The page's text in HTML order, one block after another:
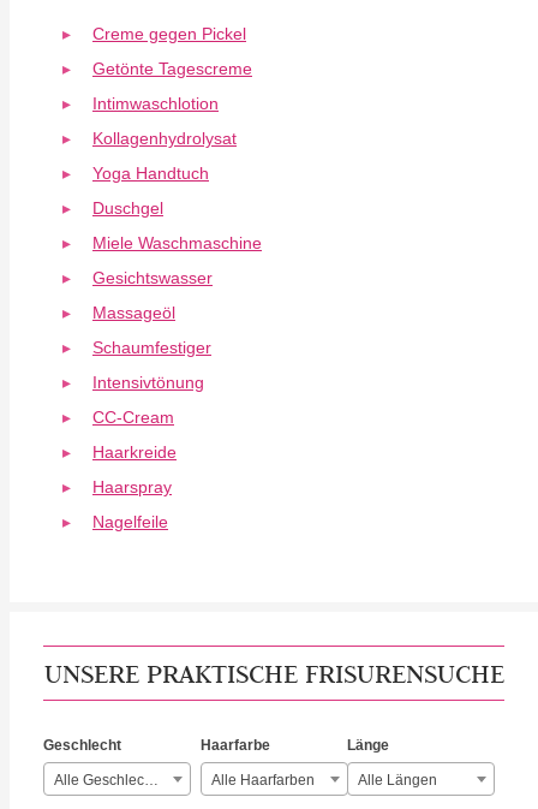
Creme gegen Pickel
Getönte Tagescreme
Intimwaschlotion
Kollagenhydrolysat
Yoga Handtuch
Duschgel
Miele Waschmaschine
Gesichtswasser
Massageöl
Schaumfestiger
Intensivtönung
CC-Cream
Haarkreide
Haarspray
Nagelfeile
UNSERE PRAKTISCHE FRISURENSUCHE
Geschlecht
Alle Geschlechter
Haarfarbe
Alle Haarfarben
Länge
Alle Längen